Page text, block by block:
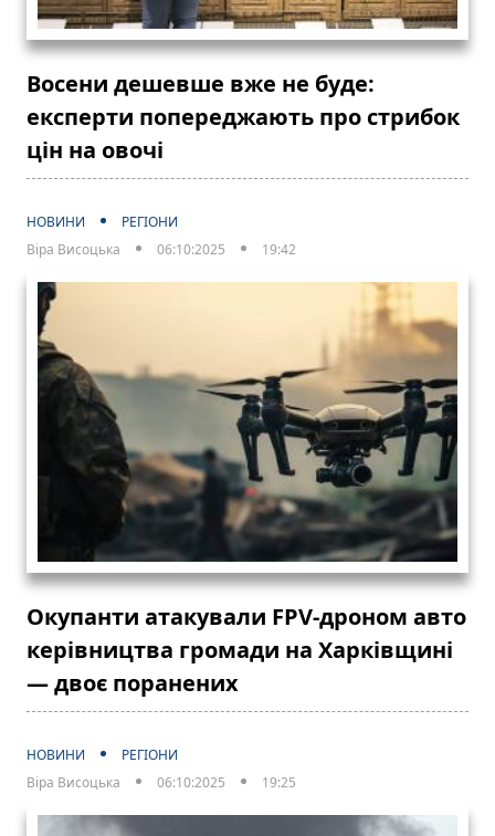
Восени дешевше вже не буде:
експерти попереджають про стрибок
цін на овочі
НОВИНИ
РЕГІОНИ
Віра Висоцька
06:10:2025 19:42
Окупанти атакували FPV-дроном авто
керівництва громади на Харківщині
— двоє поранених
НОВИНИ
РЕГІОНИ
Віра Висоцька
06:10:2025 19:25